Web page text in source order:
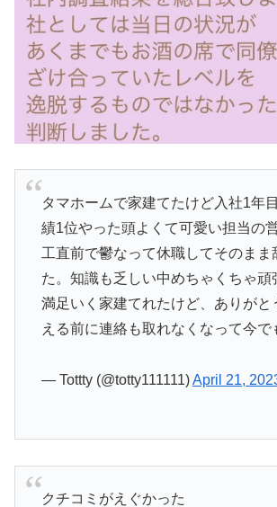
タマホームで家建てたけど入社1年
績1位やった頭よくて可愛い担当の
工直前で鬱なって休職してそのまま
た。知識も乏しい中めちゃくちゃ頑
満足いく家建てれたけど、ありがと
える前に連絡も取れなくなって今で
— Tottty (@totty111111)April 21,
クチコミがえぐかった